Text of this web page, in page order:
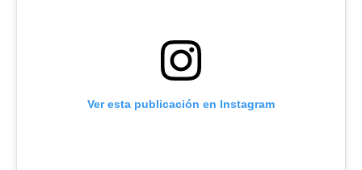
Ver esta publicación en Instagram